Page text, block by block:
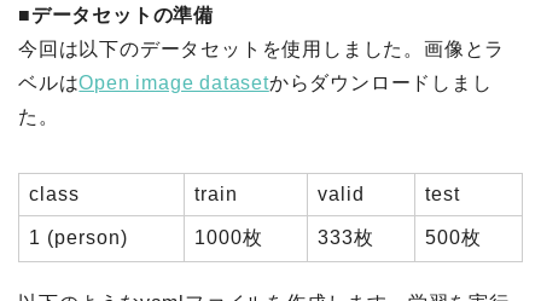
■データセットの準備
今回は以下のデータセットを使用しました。画像とラ
ベルはOpen image datasetからダウンロードしまし
た。
class train valid test
1 (person) 1000枚 333枚 500枚